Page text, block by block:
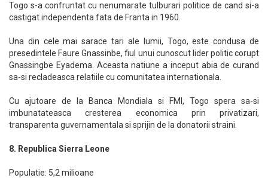
Togo s-a confruntat cu nenumarate tulburari politice de cand si-a
castigat independenta fata de Franta in 1960.
Una din cele mai sarace tari ale lumii, Togo, este condusa de
presedintele Faure Gnassinbe, fiul unui cunoscut lider politic corupt
Gnassingbe Eyadema. Aceasta natiune a inceput abia de curand
sa-si recladeasca relatiile cu comunitatea internationala.
Cu ajutoare de la Banca Mondiala si FMI, Togo spera sa-si
imbunatateasca cresterea economica prin privatizari,
transparenta guvernamentala si sprijin de la donatorii straini.
8. Republica Sierra Leone
Populatie: 5,2 milioane